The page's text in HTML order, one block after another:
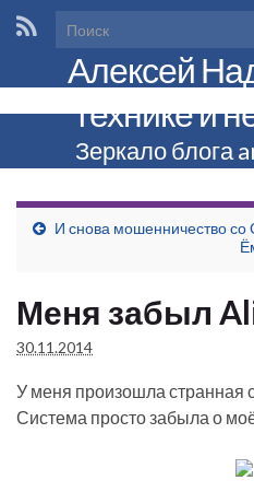
Алексей
технике и
Зеркало блога
И снова мошенничество со
Меня забыл
30.11.2014
У меня произошла странная
Система просто забыла о